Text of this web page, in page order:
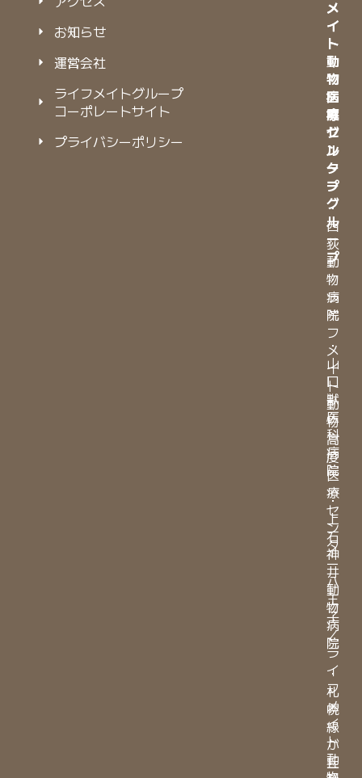
お知らせ
運営会社
ライフメイトグループ
コーポレートサイト
プライバシーポリシー
メ
イ
ト
動
物
病
院
グ
ル
ー
プ
・
西
荻
動
物
病
院
・
山
口
獣
医
科
病
院
・
上
石
神
井
動
物
病
院
・
札
幌
緑
が
丘
メ
イ
ト
動
物
医
療
セ
ン
タ
ー
グ
ル
ー
プ
・
ラ
イ
フ
メ
イ
ト
動
物
高
度
医
療
セ
ン
タ
ー
八
王
子
／
ラ
イ
フ
メ
イ
ト
動